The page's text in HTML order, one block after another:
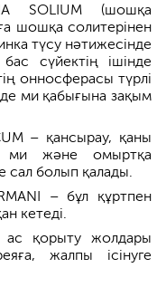
SOLIUM (шошқа
шошқа солитерінен
түсу нәтижесінде
сүйектің ішінде
онносферасы түрлі
ми қабығына зақым
– қансырау, қаны
ми және омыртқа
сал болып қалады.
– бұл құртпен
кетеді.
ас қорыту жолдары
жалпы ісінуге